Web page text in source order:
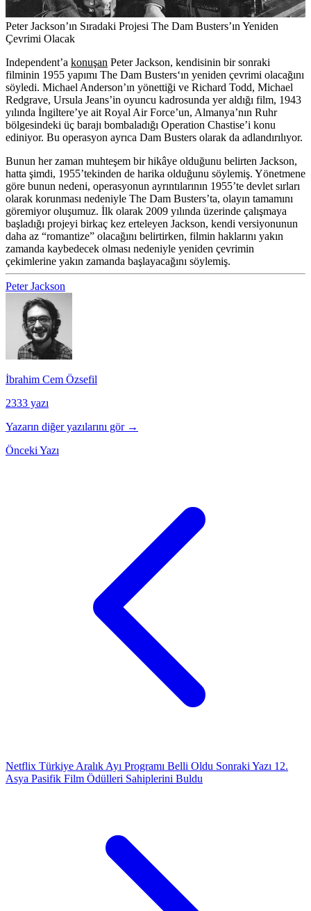
Peter Jackson’ın Sıradaki Projesi The Dam Busters’ın Yeniden
Çevrimi Olacak
Independent’a konuşan Peter Jackson, kendisinin bir sonraki
filminin 1955 yapımı The Dam Busters‘ın yeniden çevrimi olacağını
söyledi. Michael Anderson’ın yönettiği ve Richard Todd, Michael
Redgrave, Ursula Jeans’in oyuncu kadrosunda yer aldığı film, 1943
yılında İngiltere’ye ait Royal Air Force’un, Almanya’nın Ruhr
bölgesindeki üç barajı bombaladığı Operation Chastise’i konu
ediniyor. Bu operasyon ayrıca Dam Busters olarak da adlandırılıyor.
Bunun her zaman muhteşem bir hikâye olduğunu belirten Jackson,
hatta şimdi, 1955’tekinden de harika olduğunu söylemiş. Yönetmene
göre bunun nedeni, operasyonun ayrıntılarının 1955’te devlet sırları
olarak korunması nedeniyle The Dam Busters’ta, olayın tamamını
göremiyor oluşumuz. İlk olarak 2009 yılında üzerinde çalışmaya
başladığı projeyi birkaç kez erteleyen Jackson, kendi versiyonunun
daha az “romantize” olacağını belirtirken, filmin haklarını yakın
zamanda kaybedecek olması nedeniyle yeniden çevrimin
çekimlerine yakın zamanda başlayacağını söylemiş.
Peter Jackson
İbrahim Cem Özsefil
2333 yazı
Yazarın diğer yazılarını gör →
Önceki Yazı
Netflix Türkiye Aralık Ayı Programı Belli Oldu Sonraki Yazı 12.
Asya Pasifik Film Ödülleri Sahiplerini Buldu